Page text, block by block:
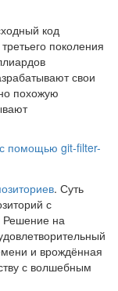
код
поколения
свои
похожую
помощью git-filter-
. Суть
с
Решение на
и врождённая
с волшебным